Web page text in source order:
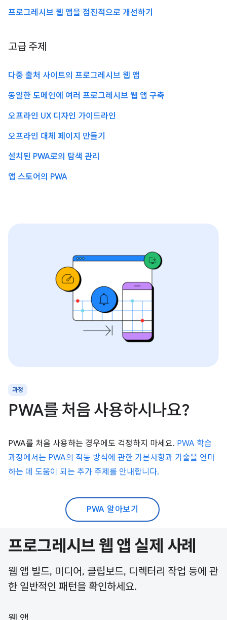
프로그레시브 웹 앱을 점진적으로 개선하기
고급 주제
다중 출처 사이트의 프로그레시브 웹 앱
동일한 도메인에 여러 프로그레시브 웹 앱 구축
오프라인 UX 디자인 가이드라인
오프라인 대체 페이지 만들기
설치된 PWA로의 탐색 관리
앱 스토어의 PWA
과정
PWA를 처음 사용하시나요?
PWA를 처음 사용하는 경우에도 걱정하지 마세요. PWA 학습
과정에서는 PWA의 작동 방식에 관한 기본사항과 기술을 연마
하는 데 도움이 되는 추가 주제를 안내합니다.
PWA 알아보기
프로그레시브 웹 앱 실제 사례
웹 앱 빌드, 미디어, 클립보드, 디렉터리 작업 등에 관
한 일반적인 패턴을 확인하세요.